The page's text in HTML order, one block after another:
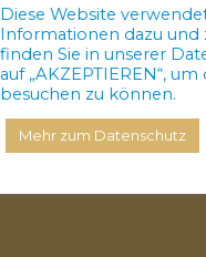
Diese Website
Informationen dazu und
finden Sie in unserer
auf „AKZEPTIEREN“,
besuchen zu können.
Mehr zum Datenschutz